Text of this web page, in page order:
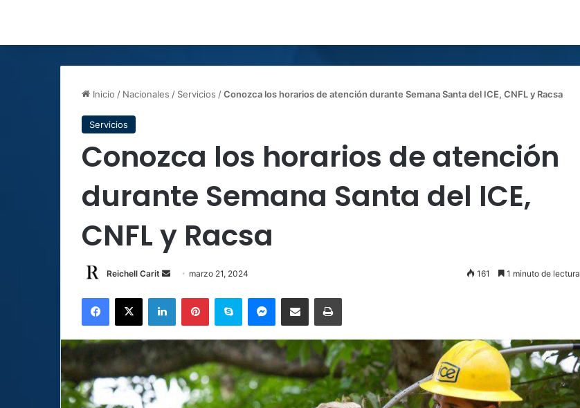
Inicio / Nacionales / Servicios /Conozca los horarios de atención durante Semana Santa del ICE, CNFL y Racsa
Servicios
Conozca los horarios de atención
durante Semana Santa del ICE,
CNFL y Racsa
Reichell Carit
Send marzo 21, 2024 161 1 minuto de lectura
Facebook
X LinkedInPinterestSkype MessengerCompartir por correo electrónicoImprimir